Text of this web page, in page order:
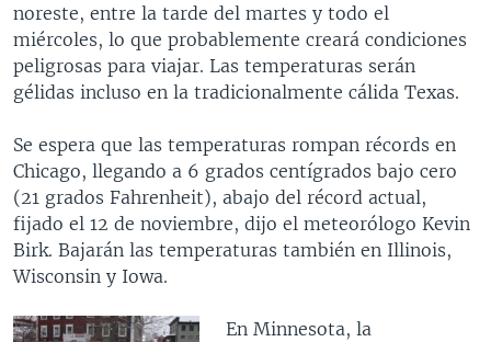
noreste, entre la tarde del martes y todo el
miércoles, lo que probablemente creará condiciones
peligrosas para viajar. Las temperaturas serán
gélidas incluso en la tradicionalmente cálida Texas.
Se espera que las temperaturas rompan récords en
Chicago, llegando a 6 grados centígrados bajo cero
(21 grados Fahrenheit), abajo del récord actual,
fijado el 12 de noviembre, dijo el meteorólogo Kevin
Birk. Bajarán las temperaturas también en Illinois,
Wisconsin y Iowa.
En Minnesota, la